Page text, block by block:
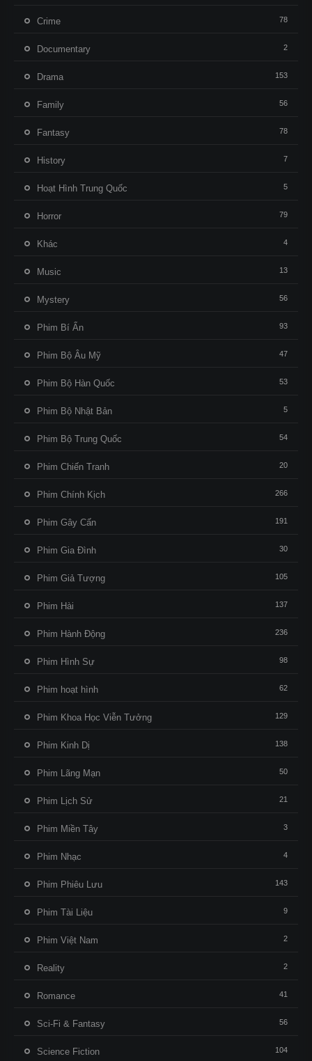
Crime 78
Documentary 2
Drama 153
Family 56
Fantasy 78
History 7
Hoạt Hình Trung Quốc 5
Horror 79
Khác 4
Music 13
Mystery 56
Phim Bí Ẩn 93
Phim Bộ Âu Mỹ 47
Phim Bộ Hàn Quốc 53
Phim Bộ Nhật Bản 5
Phim Bộ Trung Quốc 54
Phim Chiến Tranh 20
Phim Chính Kịch 266
Phim Gây Cấn 191
Phim Gia Đình 30
Phim Giả Tượng 105
Phim Hài 137
Phim Hành Động 236
Phim Hình Sự 98
Phim hoạt hình 62
Phim Khoa Học Viễn Tưởng 129
Phim Kinh Dị 138
Phim Lãng Mạn 50
Phim Lịch Sử 21
Phim Miền Tây 3
Phim Nhạc 4
Phim Phiêu Lưu 143
Phim Tài Liệu 9
Phim Việt Nam 2
Reality 2
Romance 41
Sci-Fi & Fantasy 56
Science Fiction 104